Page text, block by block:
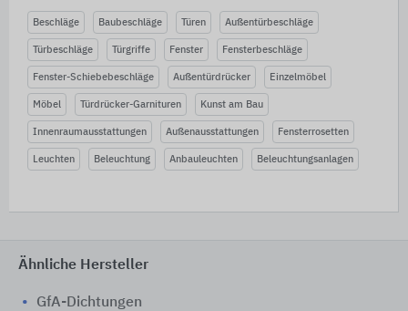
Beschläge Baubeschläge Türen Außentürbeschläge
Türbeschläge Türgriffe Fenster Fensterbeschläge
Fenster-Schiebebeschläge Außentürdrücker Einzelmöbel
Möbel Türdrücker-Garnituren Kunst am Bau
Innenraumausstattungen Außenausstattungen Fensterrosetten
Leuchten Beleuchtung Anbauleuchten Beleuchtungsanlagen
Ähnliche Hersteller
GfA-Dichtungen